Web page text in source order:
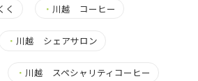
く ・ 川越 コーヒー
・ 川越 シェアサロン
・ 川越 スペシャリティコーヒー